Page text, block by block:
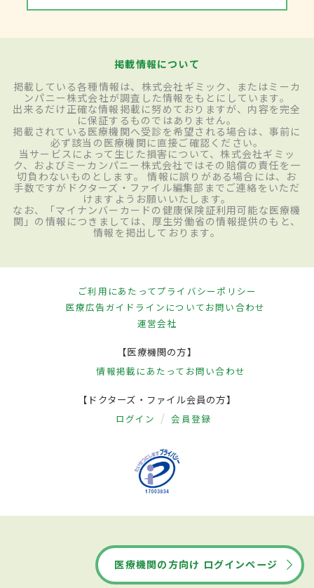
掲載情報について
掲載している各種情報は、株式会社ギミック、またはミーカ
ンパニー株式会社が調査した情報をもとにしています。
出来るだけ正確な情報掲載に努めておりますが、内容を完全
に保証するものではありません。
掲載されている医療機関へ受診を希望される場合は、事前に
必ず該当の医療機関に直接ご確認ください。
当サービスによって生じた損害について、株式会社ギミッ
ク、およびミーカンパニー株式会社ではその賠償の責任を一
切負わないものとします。 情報に誤りがある場合には、お
手数ですがドクターズ・ファイル編集部までご連絡をいただ
けますようお願いいたします。
なお、「マイナンバーカードの健康保険証利用可能な医療機
関」の情報につきましては、厚生労働省の情報提供のもと、
情報を掲出しております。
ご利用にあたってプライバシーポリシー
医療広告ガイドラインについてお問い合わせ
運営会社
【医療機関の方】
情報掲載にあたって お問い合わせ
【ドクターズ・ファイル会員の方】
ログイン 会員登録
医療機関の方向け ログインページ